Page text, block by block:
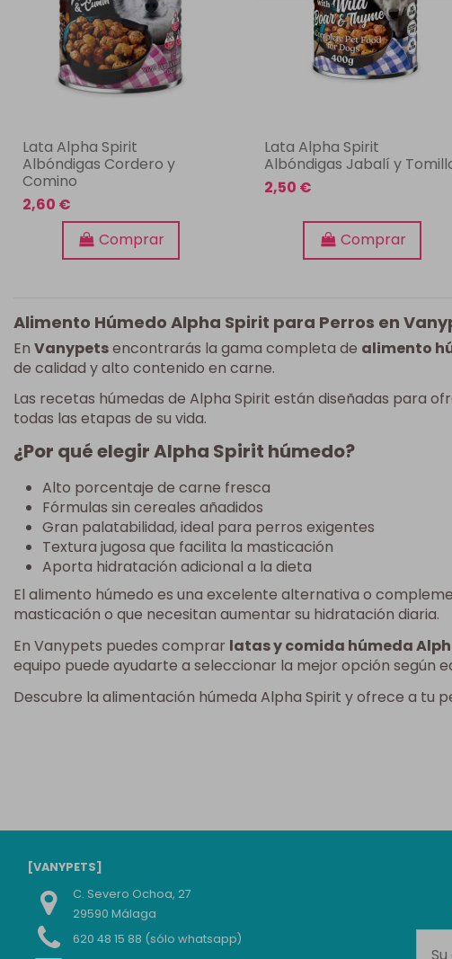
Lata Alpha Spirit
Albóndigas Cordero y
Comino
2,60 €
Comprar
Lata Alpha Spirit
Albóndigas Jabalí y
2,50 €
Comprar
Alimento Húmedo Alpha Spirit para Perros en
En Vanypetsencontrarás la gama completa de alimento
de calidad y alto contenido en carne.
Las recetas húmedas de Alpha Spirit están diseñadas para
todas las etapas de su vida.
¿Por qué elegir Alpha Spirit húmedo?
Alto porcentaje de carne fresca
Fórmulas sin cereales añadidos
Gran palatabilidad, ideal para perros exigentes
Textura jugosa que facilita la masticación
Aporta hidratación adicional a la dieta
El alimento húmedo es una excelente alternativa o
masticación o que necesitan aumentar su hidratación diaria.
En Vanypets puedes comprar latas y comida húmeda
equipo puede ayudarte a seleccionar la mejor opción según
Descubre la alimentación húmeda Alpha Spirit y ofrece a tu
[VANYPETS]
C. Severo Ochoa, 27
29590 Málaga
620 48 15 88 (sólo whatsapp)